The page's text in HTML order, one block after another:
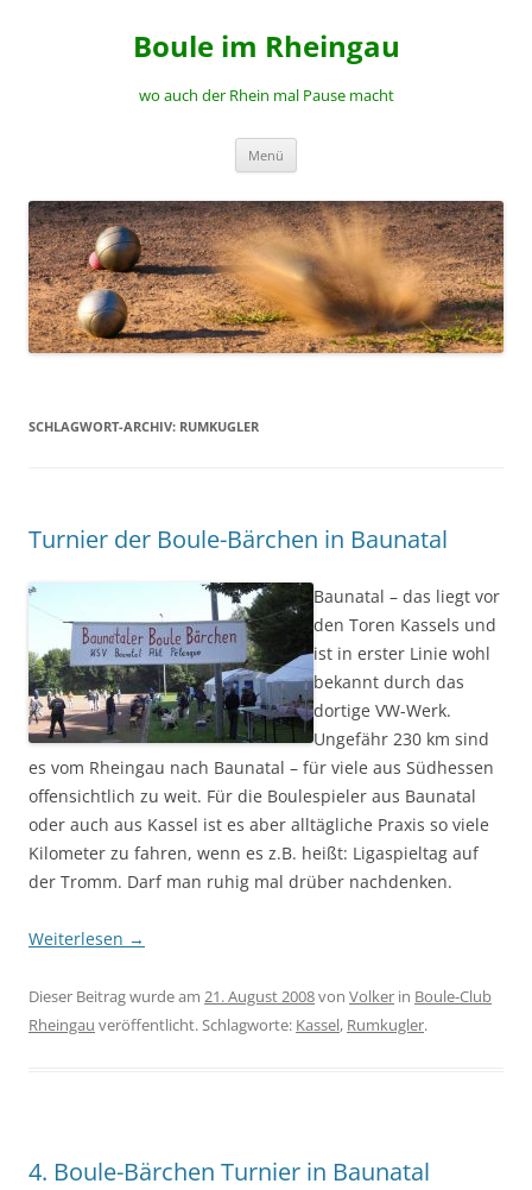
Boule im Rheingau
wo auch der Rhein mal Pause macht
Menü
SCHLAGWORT-ARCHIV: RUMKUGLER
Turnier der Boule-Bärchen in Baunatal
Baunatal – das liegt vor
den Toren Kassels und
ist in erster Linie wohl
bekannt durch das
dortige VW-Werk.
Ungefähr 230 km sind
es vom Rheingau nach Baunatal – für viele aus Südhessen
offensichtlich zu weit. Für die Boulespieler aus Baunatal
oder auch aus Kassel ist es aber alltägliche Praxis so viele
Kilometer zu fahren, wenn es z.B. heißt: Ligaspieltag auf
der Tromm. Darf man ruhig mal drüber nachdenken.
Weiterlesen →
Dieser Beitrag wurde am 21. August 2008von Volker in Boule-Club
Rheingau veröffentlicht. Schlagworte: Kassel, Rumkugler.
4. Boule-Bärchen Turnier in Baunatal